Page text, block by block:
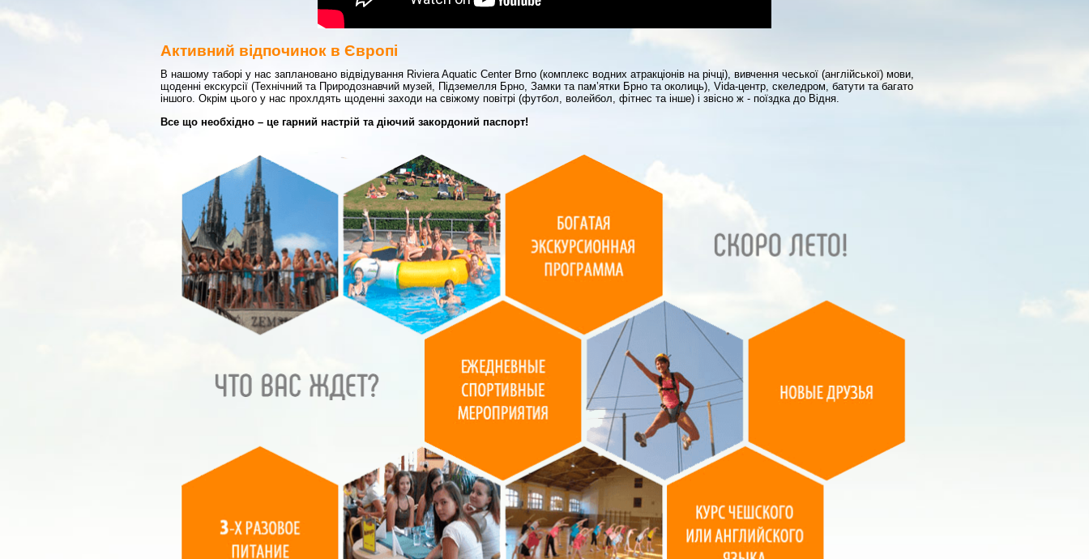
Активний відпочинок в Європі
В нашому таборі у нас заплановано відвідування Riviera Aquatic Center Brno (комплекс водних атракціонів на річці), вивчення чеської (англійської) мови,
щоденні екскурсії (Технічний та Природознавчий музей, Підземелля Брно, Замки та пам’ятки Брно та околиць), Vida-центр, скеледром, батути та багато
іншого. Окрім цього у нас прохлдять щоденні заходи на свіжому повітрі (футбол, волейбол, фітнес та інше) і звісно ж - поїздка до Відня.
Все що необхідно – це гарний настрій та діючий закордоний паспорт!